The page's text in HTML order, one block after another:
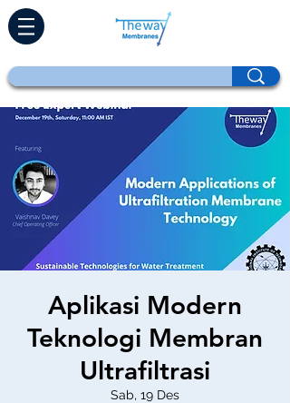
Aplikasi Modern
Teknologi Membran
Ultrafiltrasi
Sab, 19 Des